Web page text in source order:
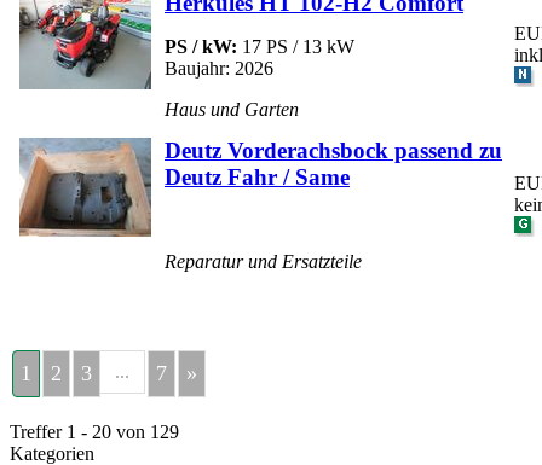
PS / kW: 17 PS / 13 kW
Baujahr: 2026
Haus und Garten
Deutz Vorderachsbock passend zu
Deutz Fahr / Same
Reparatur und Ersatzteile
1 2 3 ... 7 »
Treffer 1 - 20 von 129
Kategorien